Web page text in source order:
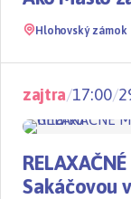
Hlohovský zámok
zajtra/17:00/
Sakáčovou